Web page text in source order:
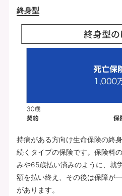
終身型
持病がある方向け生命保険の終
続くタイプの保険です。保険料
みや65歳払い済みのように、就
額を払い終え、その後は保障が
があります。